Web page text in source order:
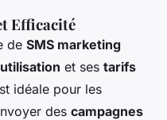
Efficacité
de SMS marketing
et ses tarifs
idéale pour les
des campagnes